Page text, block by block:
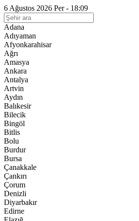
6 Ağustos 2026 Per - 18:09
Adana
Adıyaman
Afyonkarahisar
Ağrı
Amasya
Ankara
Antalya
Artvin
Aydın
Balıkesir
Bilecik
Bingöl
Bitlis
Bolu
Burdur
Bursa
Çanakkale
Çankırı
Çorum
Denizli
Diyarbakır
Edirne